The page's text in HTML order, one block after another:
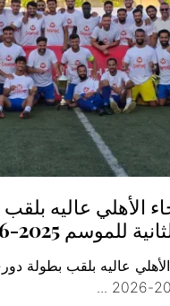
الأهلي عاليه
للموسم 2025-2026
الأهلي عاليه بلقب بطولة